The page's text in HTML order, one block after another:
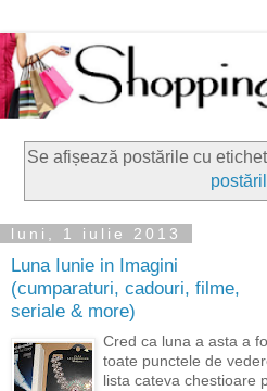
Se afișează postările cu
luni, 1 iulie 2013
Luna Iunie in Imagini
(cumparaturi, cadouri, filme,
seriale & more)
Cred ca luna a asta a
toate punctele de
lista cateva chestioare